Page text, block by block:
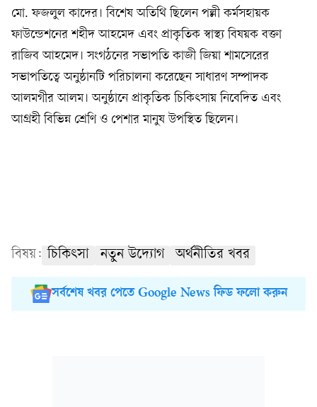
মো. ফজলুল কাদের। বিশেষ অতিথি ছিলেন পল্লী কর্মসহায়ক
ফাউন্ডেশনের শহীদ আহমেদ এবং প্রাকৃতিক স্বাস্থ্য বিষয়ক বক্তা
রাজিব আহমেদ। সংগঠনের সভাপতি কাজী জিয়া শামসেরের
সভাপতিত্বে অনুষ্ঠানটি পরিচালনা করেছেন সাধারণ সম্পাদক
আলমগীর আলম। অনুষ্ঠানে প্রাকৃতিক চিকিৎসায় নিবেদিত এবং
আগ্রহী বিভিন্ন শ্রেণি ও পেশার মানুষ উপস্থিত ছিলেন।
বিষয়: চিকিৎসা নতুন উদ্যোগ অর্থনীতির খবর
সর্বশেষ খবর পেতে Google News ফিড ফলো করুন